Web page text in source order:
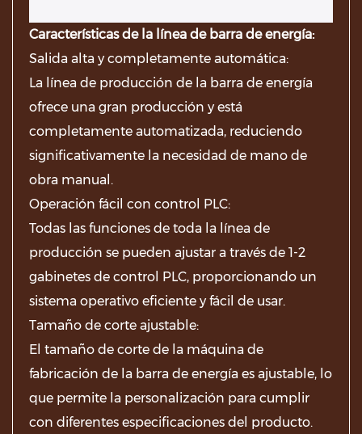
Características de la línea de barra de energía:
Salida alta y completamente automática:
La línea de producción de la barra de energía
ofrece una gran producción y está
completamente automatizada, reduciendo
significativamente la necesidad de mano de
obra manual.
Operación fácil con control PLC:
Todas las funciones de toda la línea de
producción se pueden ajustar a través de 1-2
gabinetes de control PLC, proporcionando un
sistema operativo eficiente y fácil de usar.
Tamaño de corte ajustable:
El tamaño de corte de la máquina de
fabricación de la barra de energía es ajustable, lo
que permite la personalización para cumplir
con diferentes especificaciones del producto.